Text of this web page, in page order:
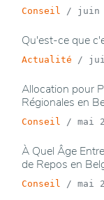
Conseil / juin
Qu'est-ce que
Actualité /
Allocation pour
Régionales en
Conseil / mai
À Quel Âge
de Repos en
Conseil / mai